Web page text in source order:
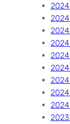
2024
2024
2024
2024
2024
2024
2024
2024
2024
2023